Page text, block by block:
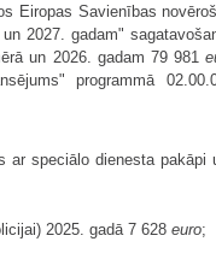
Eiropas Savienības
2027. gadam"
un 2026. gadam 79 981
programmā
speciālo dienesta pakāpi
2025. gadā 7 628 euro;